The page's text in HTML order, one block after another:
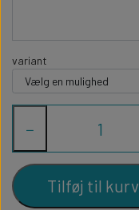
variant
−
Tilføj til kurv